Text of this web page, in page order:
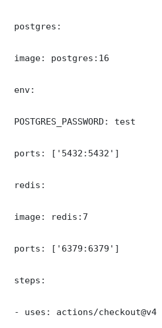
postgres:
image: postgres:16
env:
POSTGRES_PASSWORD: test
ports: ['5432:5432']
redis:
image: redis:7
ports: ['6379:6379']
steps:
- uses: actions/checkout@v4